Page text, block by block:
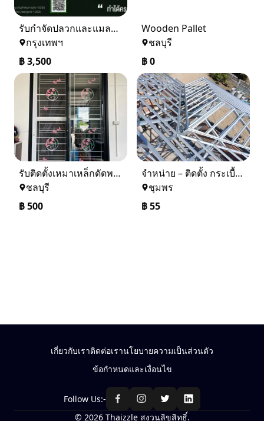
รับกำจัดปลวกและแมลง ในราคาเริ่มเพียง 3,500 บาท
กรุงเทพฯ
฿3,500
Wooden Pallet
ชลบุรี
฿0
รับติดตั้งเหมาเหล็กดัดพร้อมมุ้งลวด
ชลบุรี
฿500
จำหน่าย – ติดตั้ง กระเบื้อง โครงหลังคา ถอดแบบแจ้งราคาฟรี
ชุมพร
฿55
เกี่ยวกับเราติดต่อเรานโยบายความเป็นส่วนตัว
ข้อกำหนดและเงื่อนไข
Follow Us:-
© 2026 Thaizzle สงวนลิขสิทธิ์.